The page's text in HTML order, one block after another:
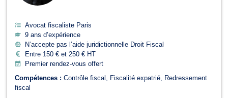
Avocat fiscaliste Paris
9 ans d’expérience
N’accepte pas l’aide juridictionnelle Droit Fiscal
Entre 150 € et 250 € HT
Premier rendez-vous offert
Compétences : Contrôle fiscal Fiscalité expatrié
Redressement
fiscal